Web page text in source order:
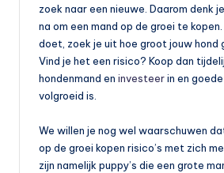
zoek naar een nieuwe. Daarom denk
na om een mand op de groei te
doet, zoek je uit hoe groot jouw hond
Vind je het een risico? Koop dan
hondenmand en investeerin en
volgroeid is.
We willen je nog wel waarschuwen
op de groei kopen risico’s met zich
zijn namelijk puppy’s die een grote